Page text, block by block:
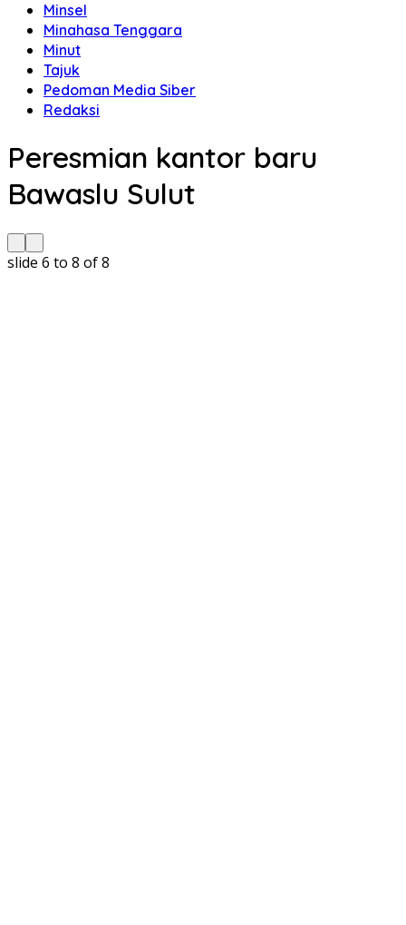
Minsel
Minahasa Tenggara
Minut
Tajuk
Pedoman Media Siber
Redaksi
Peresmian kantor baru
Bawaslu Sulut
slide 6 to 8 of 8